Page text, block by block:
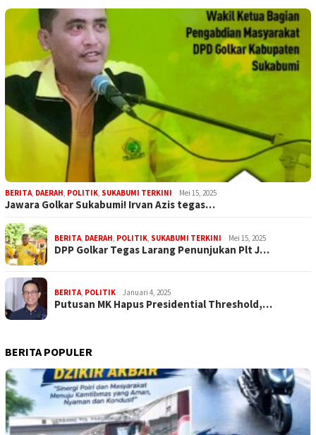
BERITA DAERAH POLITIK SUKABUMI TERKINI Mei 15, 2025
Jawara Golkar Sukabumi! Irvan Azis tegas…
BERITA DAERAH POLITIK SUKABUMI TERKINI Mei 15, 2025
DPP Golkar Tegas Larang Penunjukan Plt J…
BERITA POLITIK Januari 4, 2025
Putusan MK Hapus Presidential Threshold,…
BERITA POPULER